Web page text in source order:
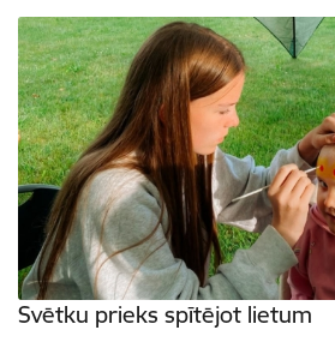
Svētku prieks spītējot lietum